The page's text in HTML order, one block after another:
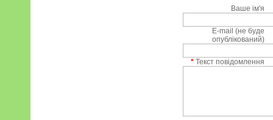
Ваше ім'я
E-mail (не буде
опублікований)
* Текст повідомлення